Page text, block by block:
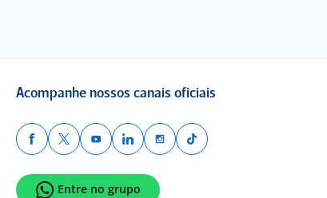
Acompanhe nossos canais oficiais
Entre no grupo